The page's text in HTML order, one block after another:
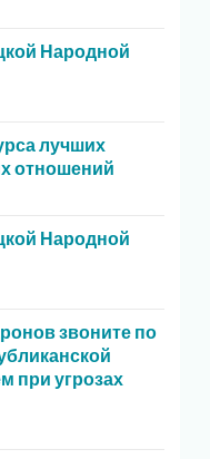
Народной
лучших
отношений
Народной
звоните по
при угрозах